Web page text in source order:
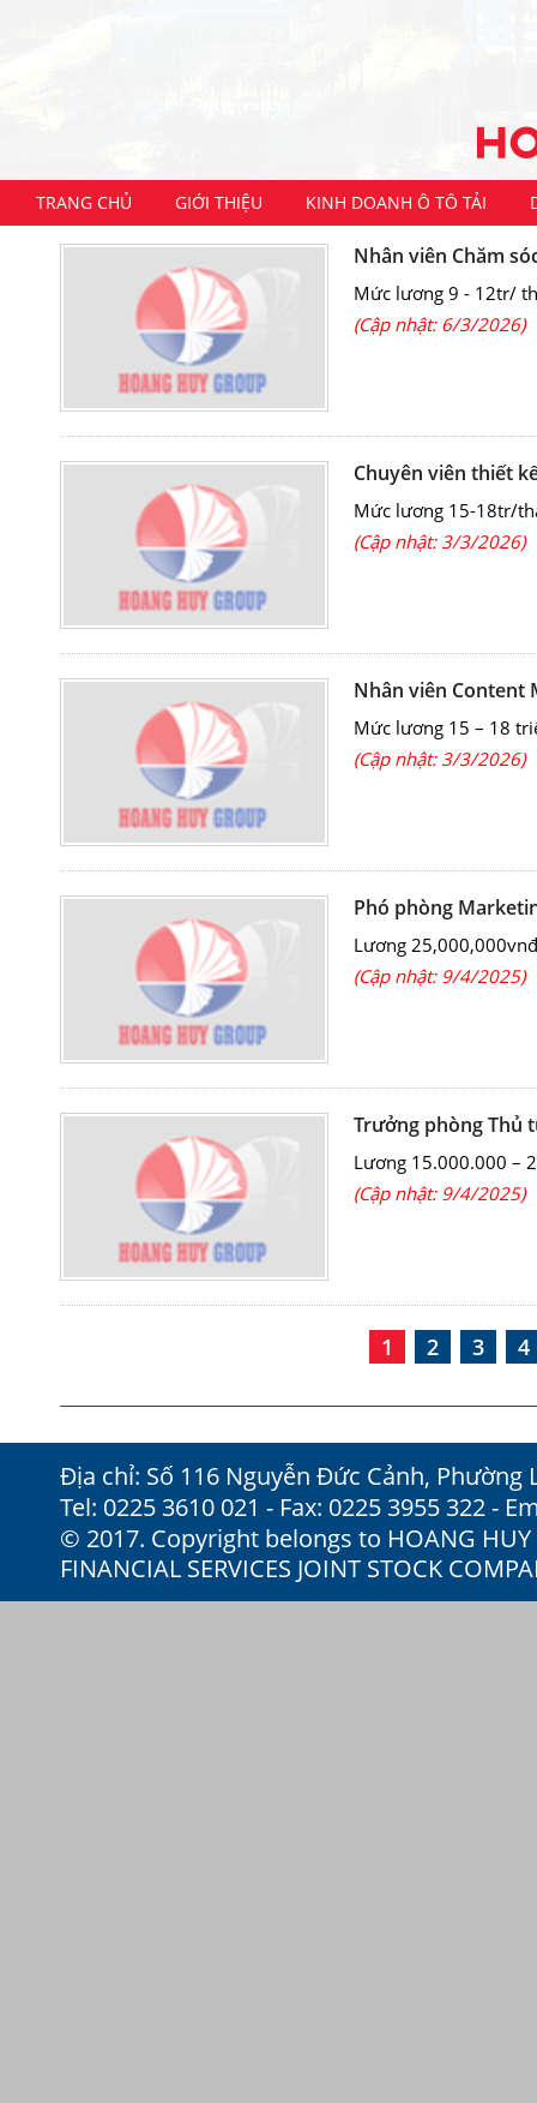
TRANG CHỦ GIỚI THIỆU KINH DOANH Ô TÔ TẢI
Nhân viên Chăm
Mức lương 9 - 12tr/
(Cập nhật: 6/3/2026)
Chuyên viên thiết
Mức lương 15-18tr/
(Cập nhật: 3/3/2026)
Nhân viên Content
Mức lương 15 – 18
(Cập nhật: 3/3/2026)
Phó phòng
Lương
(Cập nhật: 9/4/2025)
Trưởng phòng Thủ
Lương 15.000.000 –
(Cập nhật: 9/4/2025)
1 2 3 4
Địa chỉ: Số 116 Nguyễn Đức Cảnh, Phường
Tel: 0225 3610 021 - Fax: 0225 3955 322 -
© 2017. Copyright belongs to HOANG HUY
FINANCIAL SERVICES JOINT STOCK